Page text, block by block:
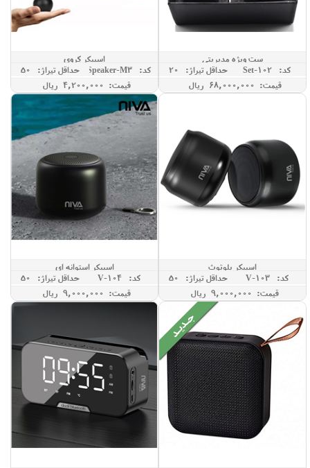
ست ویژه مدیریتی
کد: Set-102
حداقل تيراژ: 20
قیمت: 68,000,000 ريال
اسپیکر کروی
کد: Speaker-M3
حداقل تيراژ: 50
قیمت: 4,200,000 ريال
اسپیکر بلوتوث
کد: V-103
حداقل تيراژ: 50
قیمت: 9,000,000 ريال
اسپیکر استوانه ای
کد: V-104
حداقل تيراژ: 50
قیمت: 9,000,000 ريال